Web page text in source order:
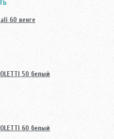
60 венге
50 белый
60 белый